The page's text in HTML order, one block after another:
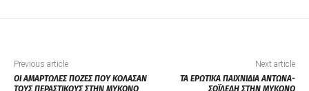
Previous article
ΟΙ ΑΜΑΡΤΩΛΕΣ ΠΟΖΕΣ ΠΟΥ ΚΟΛΑΣΑΝ
ΤΟΥΣ ΠΕΡΑΣΤΙΚΟΥΣ ΣΤΗΝ ΜΥΚΟΝΟ
Next article
ΤΑ ΕΡΩΤΙΚΑ ΠΑΙΧΝΙΔΙΑ ΑΝΤΩΝΑ-
ΣΟΪΛΕΔΗ ΣΤΗΝ ΜΥΚΟΝΟ